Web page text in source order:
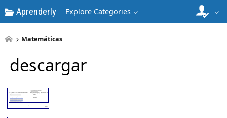
Aprenderly Explore Categories
Matemáticas
descargar